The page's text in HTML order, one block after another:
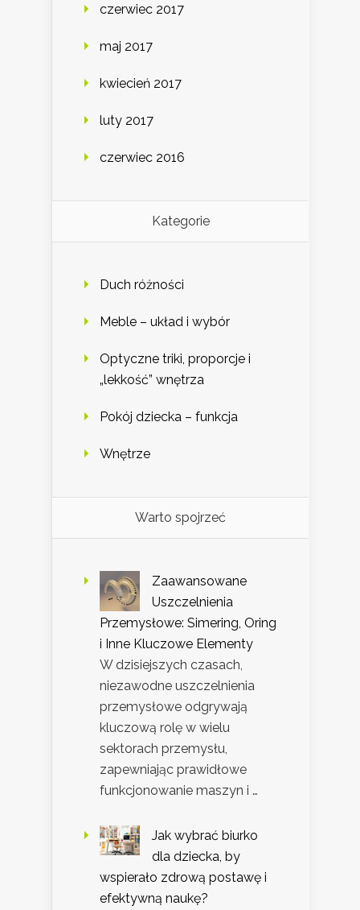
czerwiec 2017
maj 2017
kwiecień 2017
luty 2017
czerwiec 2016
Kategorie
Duch różności
Meble – układ i wybór
Optyczne triki, proporcje i
„lekkość” wnętrza
Pokój dziecka – funkcja
Wnętrze
Warto spojrzeć
Zaawansowane
Uszczelnienia
Przemysłowe: Simering, Oring
i Inne Kluczowe Elementy
W dzisiejszych czasach,
niezawodne uszczelnienia
przemysłowe odgrywają
kluczową rolę w wielu
sektorach przemysłu,
zapewniając prawidłowe
funkcjonowanie maszyn i …
Jak wybrać biurko
dla dziecka, by
wspierało zdrową postawę i
efektywną naukę?